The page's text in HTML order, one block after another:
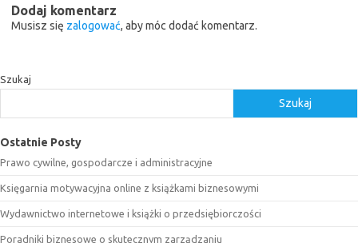
Dodaj komentarz
Musisz się zalogować, aby móc dodać komentarz.
Szukaj
Szukaj
Ostatnie Posty
Prawo cywilne, gospodarcze i administracyjne
Księgarnia motywacyjna online z książkami biznesowymi
Wydawnictwo internetowe i książki o przedsiębiorczości
Poradniki biznesowe o skutecznym zarządzaniu